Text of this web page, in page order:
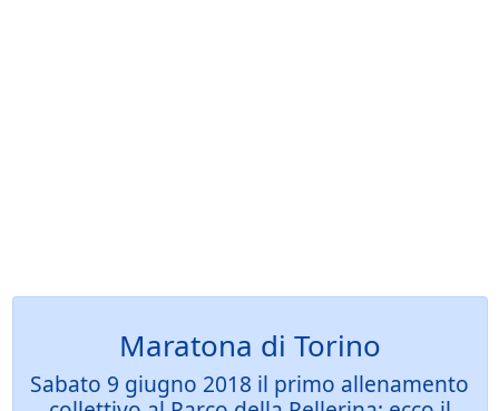
Maratona di Torino
Sabato 9 giugno 2018 il primo allenamento